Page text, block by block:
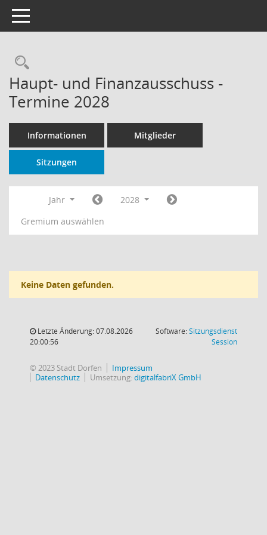
Toggle navigation
Rechercheauswahl
Haupt- und Finanzausschuss -
Termine 2028
Informationen Mitglieder
Sitzungen
Jahr
2028
Gremium auswählen
Keine Daten gefunden.
Letzte Änderung: 07.08.2026
20:00:56
Software:Sitzungsdienst
Session(Wird in
© 2023 Stadt Dorfen
Impressum
Datenschutz
Umsetzung:digitalfabriX GmbH